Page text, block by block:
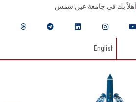
أهلاً بك في جامعة عين شمس
English